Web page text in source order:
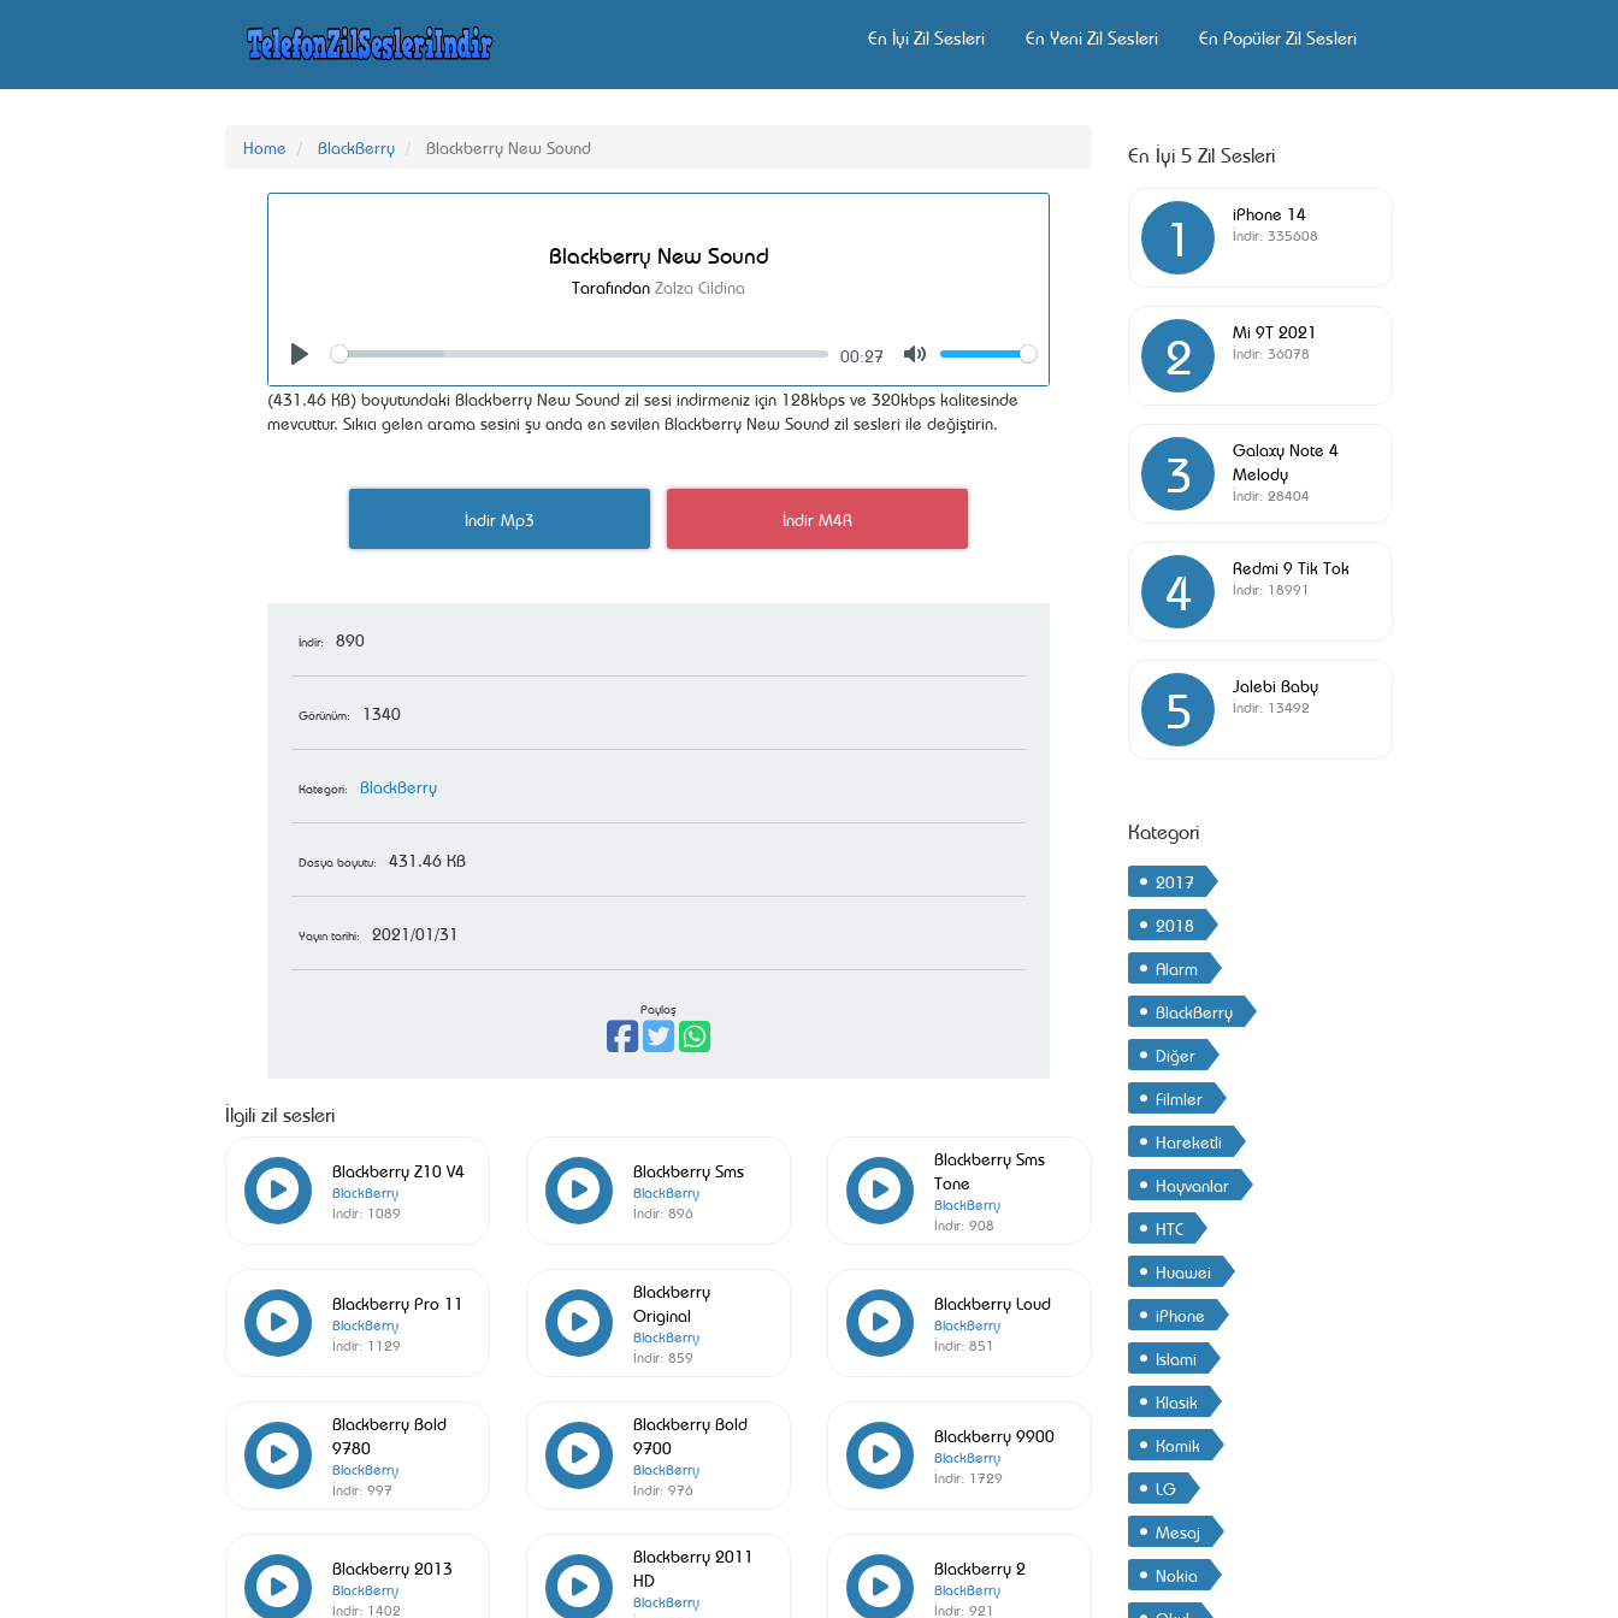
En İyi Zil Sesleri En Yeni Zil Sesleri En Popüler Zil Sesleri
Home BlackBerry Blackberry New Sound
Blackberry New Sound
Tarafından Zalza Cildina
Seek
00:27
Volume
(431.46 KB) boyutundaki Blackberry New Sound zil sesi indirmeniz için 128kbps ve 320kbps kalitesinde
mevcuttur. Sıkıcı gelen arama sesini şu anda en sevilen Blackberry New Sound zil sesleri ile değiştirin.
İndir Mp3 İndir M4R
İndir: 890
Görünüm: 1340
Kategori: BlackBerry
Dosya boyutu: 431.46 KB
Yayın tarihi: 2021/01/31
Paylaş
İlgili zil sesleri
Blackberry Z10 V4
BlackBerry
İndir: 1089
Blackberry Sms
BlackBerry
İndir: 896
Blackberry Sms
Tone
BlackBerry
İndir: 908
Blackberry Pro 11
BlackBerry
İndir: 1129
Blackberry
Original
BlackBerry
İndir: 859
Blackberry Loud
BlackBerry
İndir: 851
Blackberry Bold
9780
BlackBerry
İndir: 997
Blackberry Bold
9700
BlackBerry
İndir: 976
Blackberry 9900
BlackBerry
İndir: 1729
Blackberry 2013
BlackBerry
İndir: 1402
Blackberry 2011
HD
BlackBerry
Blackberry 2
BlackBerry
İndir: 921
En İyi 5 Zil Sesleri
1 iPhone 14
İndir: 335608
2 Mi 9T 2021
İndir: 36078
3
Galaxy Note 4
Melody
İndir: 28404
4 Redmi 9 Tik Tok
İndir: 18991
5 Jalebi Baby
İndir: 13492
Kategori
2017
2018
Alarm
BlackBerry
Diğer
Filmler
Hareketli
Hayvanlar
HTC
Huawei
iPhone
Islami
Klasik
Komik
LG
Mesaj
Nokia